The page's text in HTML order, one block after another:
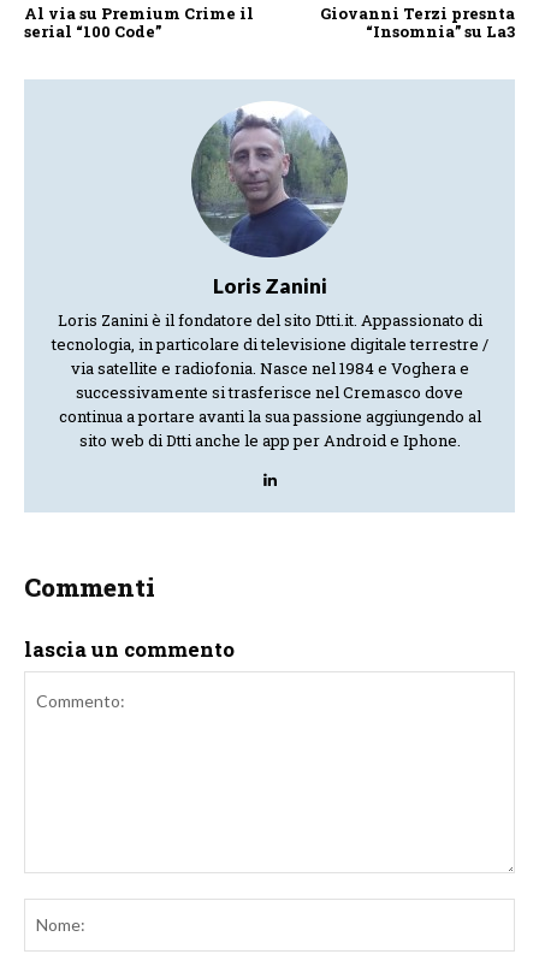
Al via su Premium Crime il
serial “100 Code”
Giovanni Terzi presnta
“Insomnia” su La3
Loris Zanini
Loris Zanini è il fondatore del sito Dtti.it. Appassionato di
tecnologia, in particolare di televisione digitale terrestre /
via satellite e radiofonia. Nasce nel 1984 e Voghera e
successivamente si trasferisce nel Cremasco dove
continua a portare avanti la sua passione aggiungendo al
sito web di Dtti anche le app per Android e Iphone.
Commenti
lascia un commento